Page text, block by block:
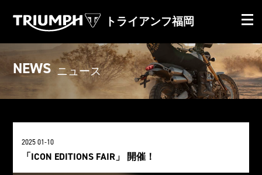
トライアンフ福岡
NEWS ニュース
2025 01-10
「ICON EDITIONS FAIR」 開催！